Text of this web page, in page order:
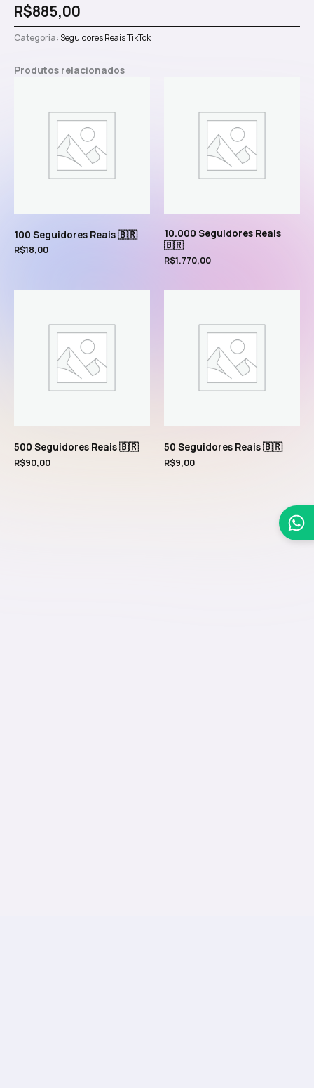
R$885,00
Categoria:Seguidores Reais TikTok
Produtos relacionados
100 Seguidores Reais 🇧🇷
R$18,00
10.000 Seguidores Reais
🇧🇷
R$1.770,00
500 Seguidores Reais 🇧🇷
R$90,00
50 Seguidores Reais 🇧🇷
R$9,00